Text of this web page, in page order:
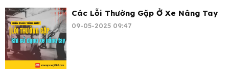
Các Lỗi Thường Gặp Ở Xe Nâng Tay
09-05-2025 09:47